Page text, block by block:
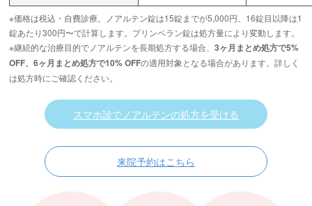
※価格は税込・自費診療。ノアルテン錠は15錠までが5,000円、16錠目以降は1
錠あたり300円〜で計算します。プリンペラン錠は処方量により変動します。
※継続的な治療目的でノアルテンを長期処方する場合、3ヶ月まとめ処方で5%
OFF、6ヶ月まとめ処方で10% OFFの適用対象となる場合があります。詳しく
は処方時にご確認ください。
スマホ診でノアルテンの処方を受ける
来院予約はこちら